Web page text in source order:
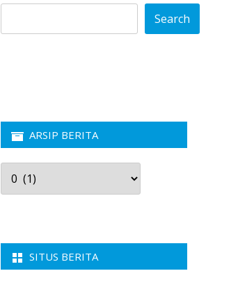
Search
ARSIP BERITA
Arsip
Berita
SITUS BERITA